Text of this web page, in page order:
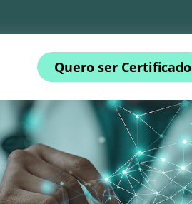
Quero ser Certificado